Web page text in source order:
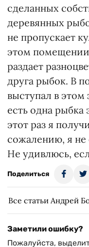
сделанных
деревянных
не пропускает
этом
раздает
друга рыбок. В
выступал в
есть одна рыбка
этот раз я
сожалению, я не
Не удивлюсь,
Поделиться
Все статьи Андрей
Заметили ошибку?
Пожалуйста,